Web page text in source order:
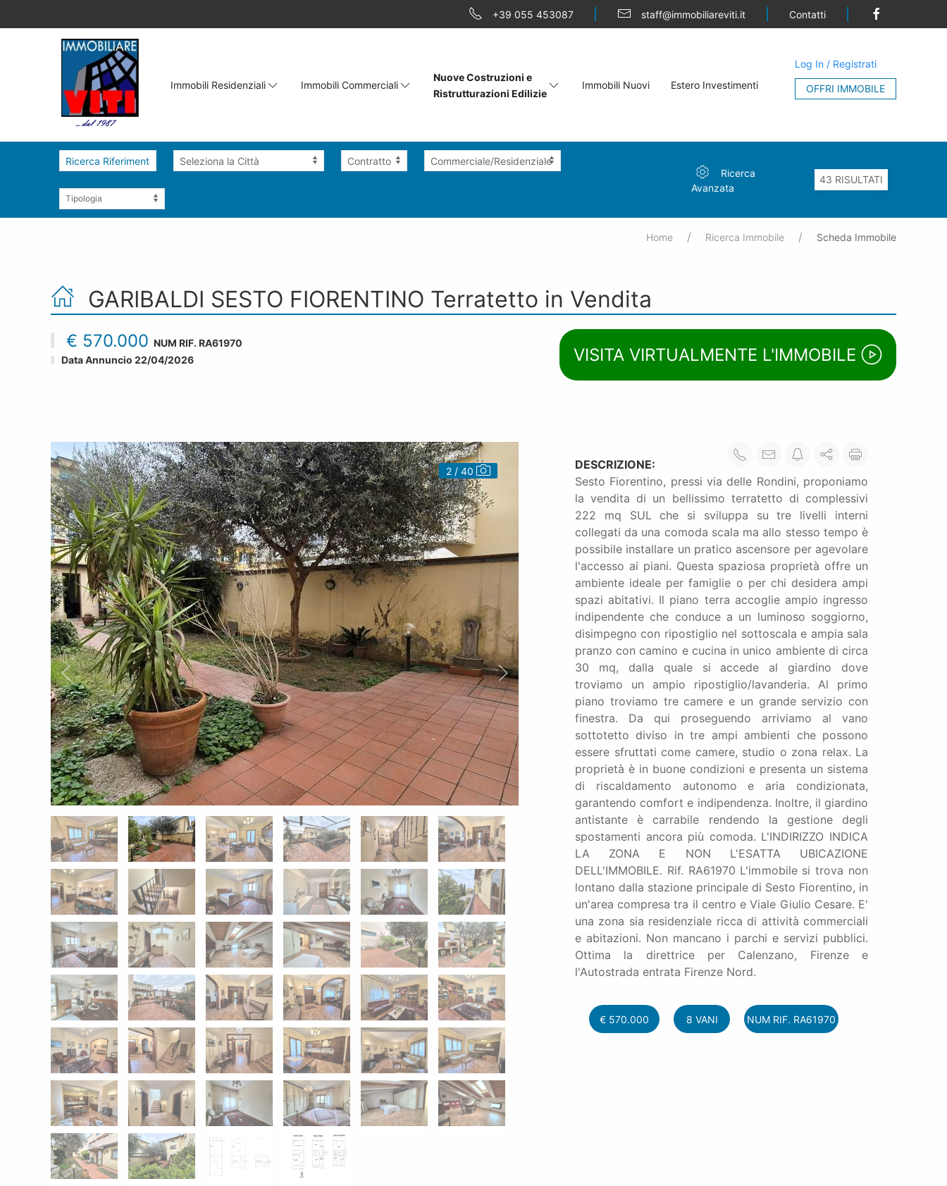
+39 055 453087 staff@immobiliareviti.it Contatti
Immobili Residenziali Immobili Commerciali
Nuove Costruzioni e
Ristrutturazioni Edilizie
Immobili Nuovi Estero Investimenti
Log In / Registrati
OFFRI IMMOBILE
Ricerca
Avanzata
Home Ricerca Immobile Scheda Immobile
GARIBALDI SESTO FIORENTINO Terratetto in Vendita
€ 570.000 NUM RIF. RA61970
Data Annuncio 22/04/2026
VISITA VIRTUALMENTE L'IMMOBILE
2 / 40 3 / 40
DESCRIZIONE:
Sesto Fiorentino, pressi via delle Rondini, proponiamo
la vendita di un bellissimo terratetto di complessivi
222 mq SUL che si sviluppa su tre livelli interni
collegati da una comoda scala ma allo stesso tempo è
possibile installare un pratico ascensore per agevolare
l'accesso ai piani. Questa spaziosa proprietà offre un
ambiente ideale per famiglie o per chi desidera ampi
spazi abitativi. Il piano terra accoglie ampio ingresso
indipendente che conduce a un luminoso soggiorno,
disimpegno con ripostiglio nel sottoscala e ampia sala
pranzo con camino e cucina in unico ambiente di circa
30 mq, dalla quale si accede al giardino dove
troviamo un ampio ripostiglio/lavanderia. Al primo
piano troviamo tre camere e un grande servizio con
finestra. Da qui proseguendo arriviamo al vano
sottotetto diviso in tre ampi ambienti che possono
essere sfruttati come camere, studio o zona relax. La
proprietà è in buone condizioni e presenta un sistema
di riscaldamento autonomo e aria condizionata,
garantendo comfort e indipendenza. Inoltre, il giardino
antistante è carrabile rendendo la gestione degli
spostamenti ancora più comoda. L'INDIRIZZO INDICA
LA ZONA E NON L'ESATTA UBICAZIONE
DELL'IMMOBILE. Rif. RA61970 L'immobile si trova non
lontano dalla stazione principale di Sesto Fiorentino, in
un'area compresa tra il centro e Viale Giulio Cesare. E'
una zona sia residenziale ricca di attività commerciali
e abitazioni. Non mancano i parchi e servizi pubblici.
Ottima la direttrice per Calenzano, Firenze e
l'Autostrada entrata Firenze Nord.
€ 570.000 8 VANI NUM RIF. RA61970